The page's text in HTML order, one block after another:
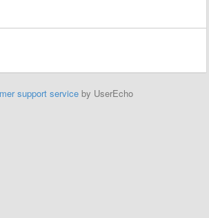
support service by UserEcho